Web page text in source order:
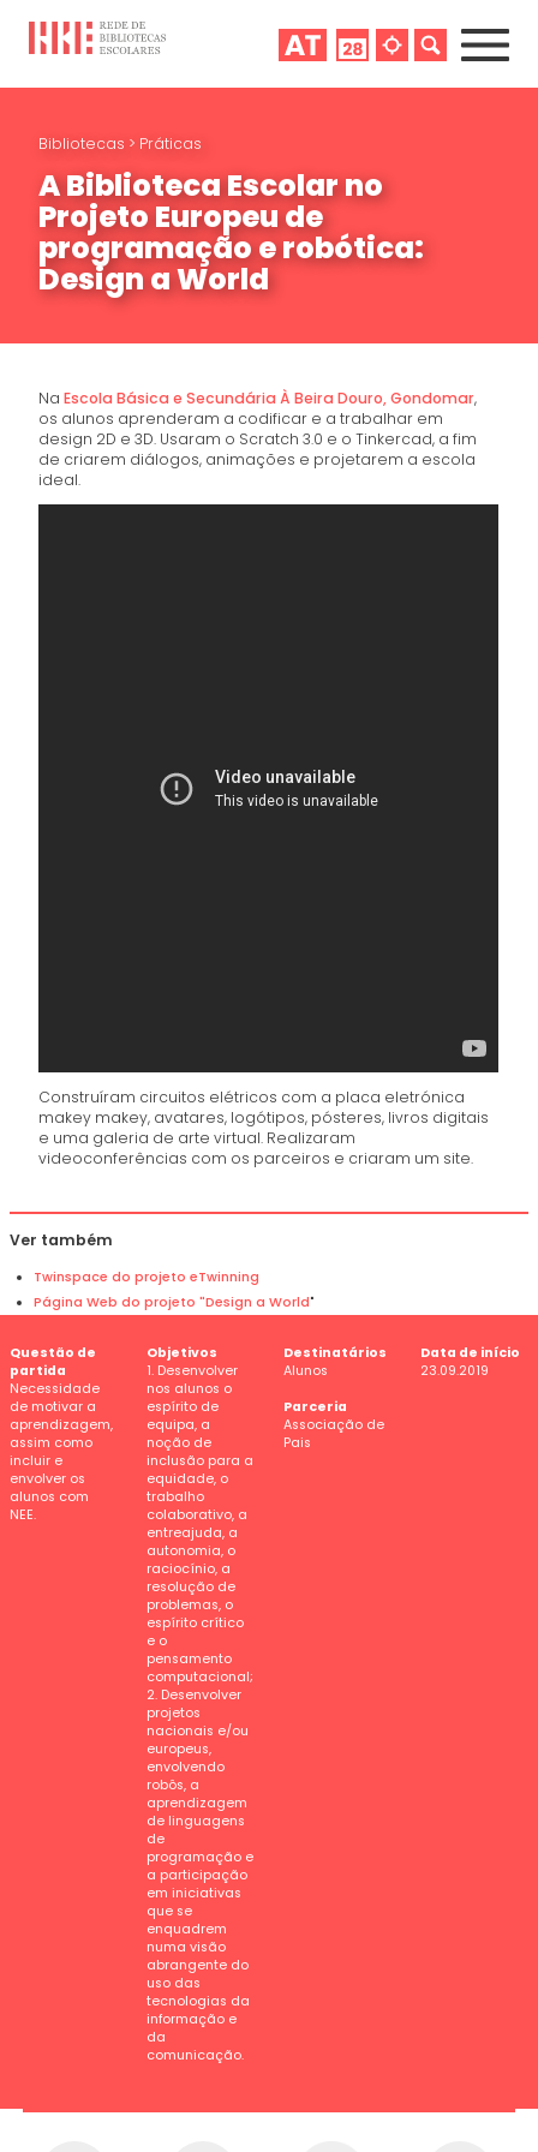
Bibliotecas > Práticas
A Biblioteca Escolar no
Projeto Europeu de
programação e robótica:
Design a World
NaEscola Básica e Secundária À Beira Douro, Gondomar,
os alunos aprenderam a codificar e a trabalhar em
design 2D e 3D. Usaram o Scratch 3.0 e o Tinkercad, a fim
de criarem diálogos, animações e projetarem a escola
ideal.
Construíram circuitos elétricos com a placa eletrónica
makey makey, avatares, logótipos, pósteres, livros digitais
e uma galeria de arte virtual. Realizaram
videoconferências com os parceiros e criaram um site.
Ver também
Twinspace do projeto eTwinning
Página Web do projeto "Design a World"
Questão de
partida
Necessidade
de motivar a
aprendizagem,
assim como
incluir e
envolver os
alunos com
NEE.
Objetivos
1. Desenvolver
nos alunos o
espírito de
equipa, a
noção de
inclusão para a
equidade, o
trabalho
colaborativo, a
entreajuda, a
autonomia, o
raciocínio, a
resolução de
problemas, o
espírito crítico
e o
pensamento
computacional;
2. Desenvolver
projetos
nacionais e/ou
europeus,
envolvendo
robôs, a
aprendizagem
de linguagens
de
programação e
a participação
em iniciativas
que se
enquadrem
numa visão
abrangente do
uso das
tecnologias da
informação e
da
comunicação.
Destinatários
Alunos
Parceria
Associação de
Pais
Data de início
23.09.2019